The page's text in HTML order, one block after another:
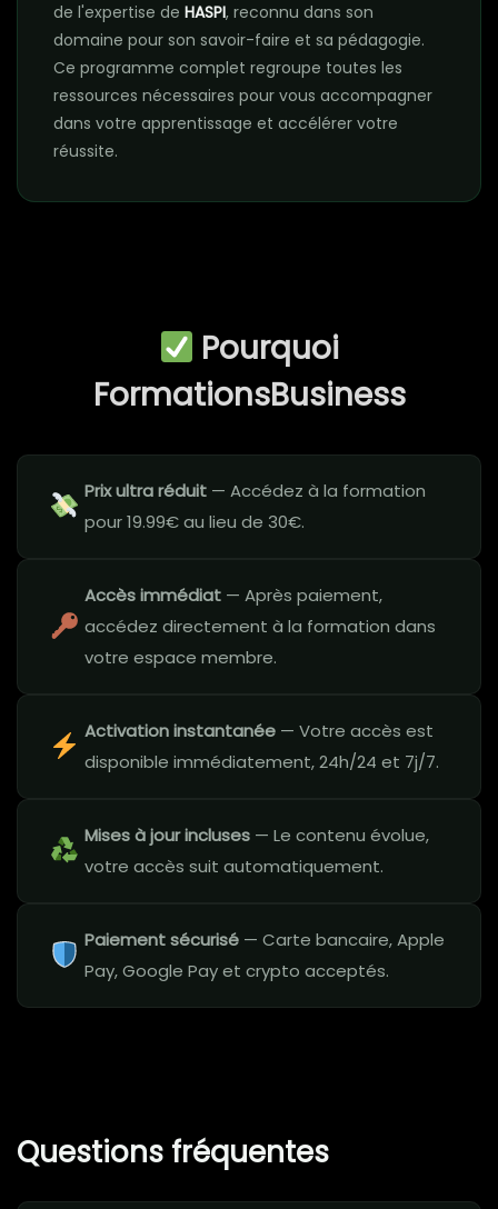
de l'expertise de HASPI, reconnu dans son
domaine pour son savoir-faire et sa pédagogie.
Ce programme complet regroupe toutes les
ressources nécessaires pour vous accompagner
dans votre apprentissage et accélérer votre
réussite.
Pourquoi
FormationsBusiness
Prix ultra réduit — Accédez à la formation
pour 19.99€ au lieu de 30€.
Accès immédiat — Après paiement,
accédez directement à la formation dans
votre espace membre.
Activation instantanée — Votre accès est
disponible immédiatement, 24h/24 et 7j/7.
Mises à jour incluses — Le contenu évolue,
votre accès suit automatiquement.
Paiement sécurisé — Carte bancaire, Apple
Pay, Google Pay et crypto acceptés.
Questions fréquentes